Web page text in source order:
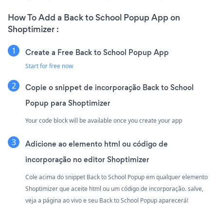
How To Add a Back to School Popup App on
Shoptimizer :
Create a Free Back to School Popup App
Start for free now
Copie o snippet de incorporação Back to School
Popup para Shoptimizer
Your code block will be available once you create your app
Adicione ao elemento html ou código de
incorporação no editor Shoptimizer
Cole acima do snippet Back to School Popup em qualquer elemento
Shoptimizer que aceite html ou um código de incorporação. salve,
veja a página ao vivo e seu Back to School Popup aparecerá!